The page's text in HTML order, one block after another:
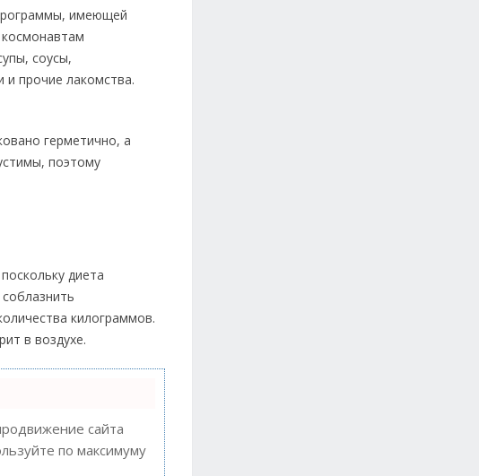
имеющей
соусы,
прочие лакомства.
герметично, а
поэтому
диета
килограммов.
в воздухе.
сайта
по максимуму